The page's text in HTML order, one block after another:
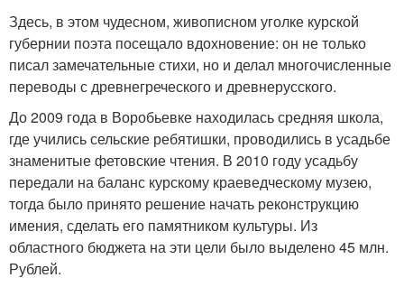
Здесь, в этом чудесном, живописном уголке курской
губернии поэта посещало вдохновение: он не только
писал замечательные стихи, но и делал многочисленные
переводы с древнегреческого и древнерусского.
До 2009 года в Воробьевке находилась средняя школа,
где учились сельские ребятишки, проводились в усадьбе
знаменитые фетовские чтения. В 2010 году усадьбу
передали на баланс курскому краеведческому музею,
тогда было принято решение начать реконструкцию
имения, сделать его памятником культуры. Из
областного бюджета на эти цели было выделено 45 млн.
Рублей.